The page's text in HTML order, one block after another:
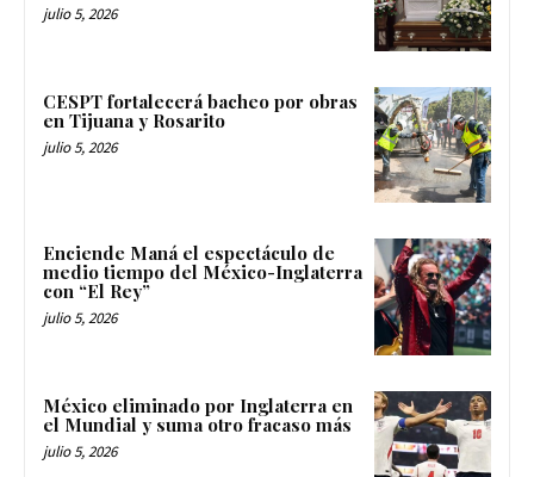
julio 5, 2026
CESPT fortalecerá bacheo por obras
en Tijuana y Rosarito
julio 5, 2026
Enciende Maná el espectáculo de
medio tiempo del México-Inglaterra
con “El Rey”
julio 5, 2026
México eliminado por Inglaterra en
el Mundial y suma otro fracaso más
julio 5, 2026